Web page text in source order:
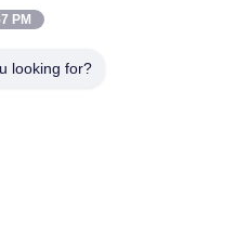
Producten
PM
looking for?